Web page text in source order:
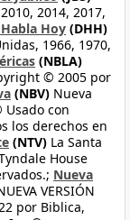
2014, 2017,
Hoy (DHH)
1966, 1970,
(NBLA)
© 2005 por
(NBV) Nueva
con
los derechos en
(NTV) La Santa
House
Nueva
VERSIÓN
por Biblica,